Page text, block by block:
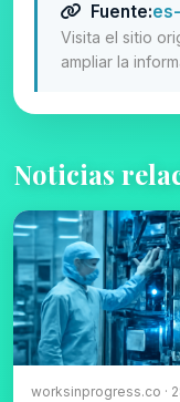
Fuente:
Visita el sitio
ampliar la
Noticias
worksinprogress.co ·